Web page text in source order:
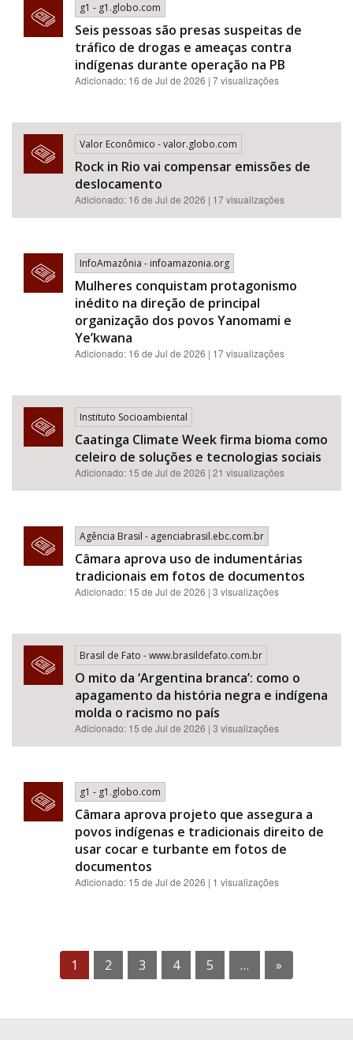
g1 - g1.globo.com
Seis pessoas são presas suspeitas de
tráfico de drogas e ameaças contra
indígenas durante operação na PB
Adicionado: 16 de Jul de 2026 | 7 visualizações
Valor Econômico - valor.globo.com
Rock in Rio vai compensar emissões de
deslocamento
Adicionado: 16 de Jul de 2026 | 17 visualizações
InfoAmazônia - infoamazonia.org
Mulheres conquistam protagonismo
inédito na direção de principal
organização dos povos Yanomami e
Ye’kwana
Adicionado: 16 de Jul de 2026 | 17 visualizações
Instituto Socioambiental
Caatinga Climate Week firma bioma como
celeiro de soluções e tecnologias sociais
Adicionado: 15 de Jul de 2026 | 21 visualizações
Agência Brasil - agenciabrasil.ebc.com.br
Câmara aprova uso de indumentárias
tradicionais em fotos de documentos
Adicionado: 15 de Jul de 2026 | 3 visualizações
Brasil de Fato - www.brasildefato.com.br
O mito da ‘Argentina branca’: como o
apagamento da história negra e indígena
molda o racismo no país
Adicionado: 15 de Jul de 2026 | 3 visualizações
g1 - g1.globo.com
Câmara aprova projeto que assegura a
povos indígenas e tradicionais direito de
usar cocar e turbante em fotos de
documentos
Adicionado: 15 de Jul de 2026 | 1 visualizações
1 2 3 4 5 … »